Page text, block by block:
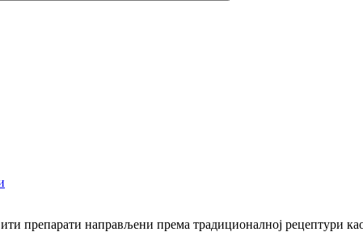
препарати направљени према традиционалној рецептури